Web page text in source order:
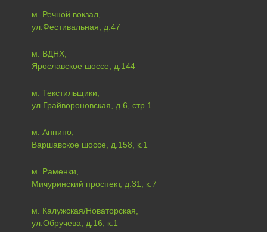
м. Речной вокзал,
ул.Фестивальная, д.47
м. ВДНХ,
Ярославское шоссе, д.144
м. Текстильщики,
ул.Грайвороновская, д.6, стр.1
м. Аннино,
Варшавское шоссе, д.158, к.1
м. Раменки,
Мичуринский проспект, д.31, к.7
м. Калужская/Новаторская,
ул.Обручева, д.16, к.1